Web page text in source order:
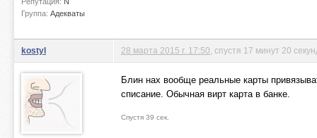
Группа: Адекваты
kostyl 28 марта 2015 г. 17:50 , спустя 17 минут 20
Блин нах вообще реальные карты
списание. Обычная вирт карта в банке.
Спустя 39 сек.